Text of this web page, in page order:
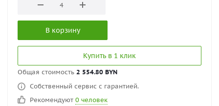
В корзину
Купить в 1 клик
Общая стоимость 2 554.80 BYN
Собственный сервис с гарантией.
Рекомендуют 0 человек